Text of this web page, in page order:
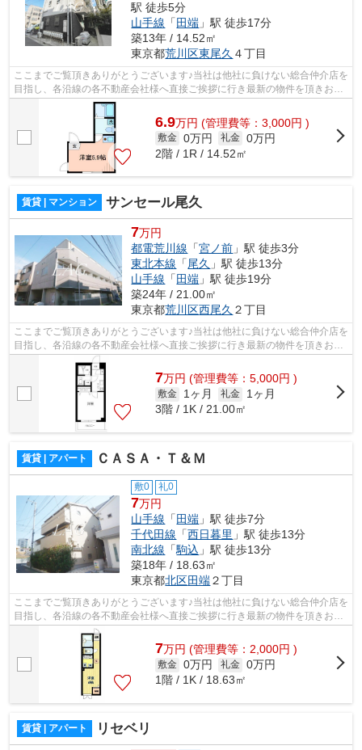
駅 徒歩5分
山手線 「 田端 」駅 徒歩17分
築13年 / 14.52㎡
東京都荒川区東尾久 ４丁目
ここまでご覧頂きありがとうございます♪当社は他社に負けない総合仲介店を
目指し、各沿線の各不動産会社様へ直接ご挨拶に行き最新の物件を頂きお客
様へ提供しております！最新の情報は...
6.9万円 (管理費等：3,000円 )
敷金 0万円 礼金 0万円
2階 / 1R / 14.52㎡
賃貸 | マンション サンセール尾久
7万円
都電荒川線 「宮ノ前 」駅 徒歩3分
東北本線 「尾久 」駅 徒歩13分
山手線 「 田端 」駅 徒歩19分
築24年 / 21.00㎡
東京都荒川区西尾久 ２丁目
ここまでご覧頂きありがとうございます♪当社は他社に負けない総合仲介店を
目指し、各沿線の各不動産会社様へ直接ご挨拶に行き最新の物件を頂きお客
様へ提供しております！最新の情報は...
7万円 (管理費等：5,000円 )
敷金 1ヶ月 礼金
1ヶ月
3階 / 1K / 21.00㎡
賃貸 | アパート ＣＡＳＡ・Ｔ＆Ｍ
敷0 礼0
7万円
山手線 「 田端 」駅 徒歩7分
千代田線 「西日暮里 」駅 徒歩13分
南北線 「駒込 」駅 徒歩13分
築18年 / 18.63㎡
東京都北区田端２丁目
ここまでご覧頂きありがとうございます♪当社は他社に負けない総合仲介店を
目指し、各沿線の各不動産会社様へ直接ご挨拶に行き最新の物件を頂きお客
様へ提供しております！最新の情報は...
7万円 (管理費等：2,000円 )
敷金 0万円 礼金 0万円
1階 / 1K / 18.63㎡
賃貸 | アパート リセベリ